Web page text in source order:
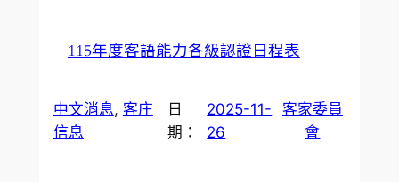
115年度客語能力各級認證日程表
中文消息, 客庄
信息
日
期：
2025-11-
26
客家委員
會